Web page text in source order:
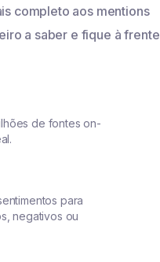
completo aos mentions
a saber e fique à frente
de fontes on-
para
negativos ou